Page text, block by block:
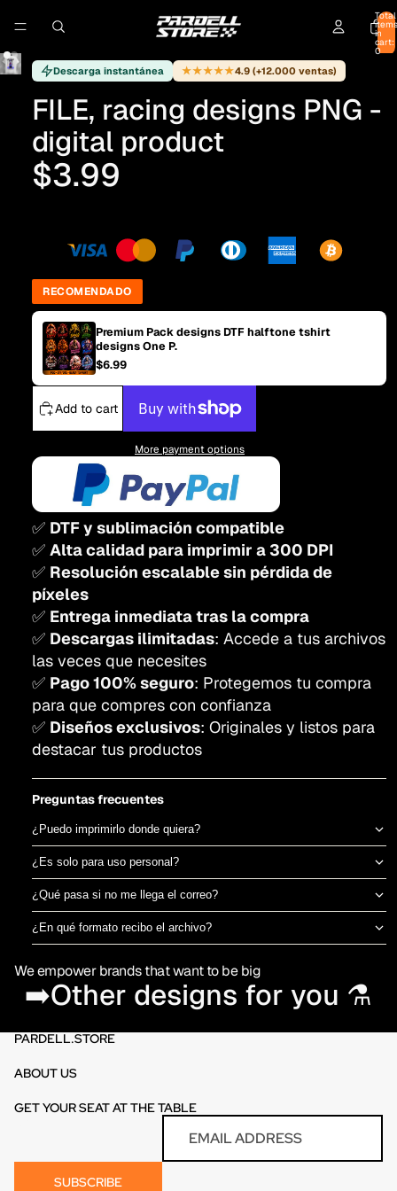
Total
items
in
cart:
0
Descarga instantánea ★★★★★4.9 (+12.000 ventas)
FILE, racing designs PNG -
digital product
$3.99
RECOMENDADO
Premium Pack designs DTF halftone tshirt
designs One P.
$6.99
Add to cart
More payment options
✅ DTF y sublimación compatible
✅ Alta calidad para imprimir a 300 DPI
✅ Resolución escalable sin pérdida de
píxeles
✅ Entrega inmediata tras la compra
✅ Descargas ilimitadas: Accede a tus archivos
las veces que necesites
✅ Pago 100% seguro: Protegemos tu compra
para que compres con confianza
✅ Diseños exclusivos: Originales y listos para
destacar tus productos
Preguntas frecuentes
¿Puedo imprimirlo donde quiera?
Sí, el archivo es tuyo para imprimir en el taller de DTF o sublimación
que prefieras. No estamos ligados a una imprenta específica.
¿Es solo para uso personal?
Puedes usarlo para camisetas propias o para vender productos
físicos ya impresos. No está permitido revender o redistribuir el
archivo digital en sí.
¿Qué pasa si no me llega el correo?
Revisa spam o promociones primero. Si aún así no aparece en 30
minutos, escríbenos por el chat de la tienda y te lo reenviamos al
¿En qué formato recibo el archivo?
directamente en DTF o sublimación.
We empower brands that want to be big
➡️Other designs for you ⚗️
PARDELL.STORE
ABOUT US
GET YOUR SEAT AT THE TABLE
SUBSCRIBE
Refund policy
Terms of service